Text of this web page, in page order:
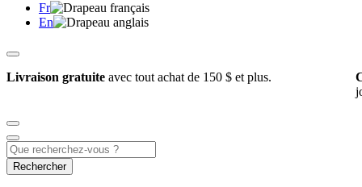
Fr
En
Livraison gratuite avec tout achat de 150 $ et plus.
Rechercher